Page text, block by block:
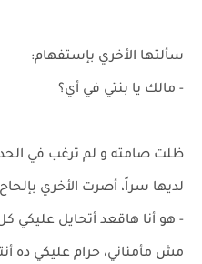
سألتها الأخري بإستفهام:
- مالك يا بنتي في أي؟
ظلت صامته و لم ترغب في
لديها سراً، أصرت الأخري
- هو أنا هاقعد أتحايل عليكي
مش مأمناني، حرام عليكي ده